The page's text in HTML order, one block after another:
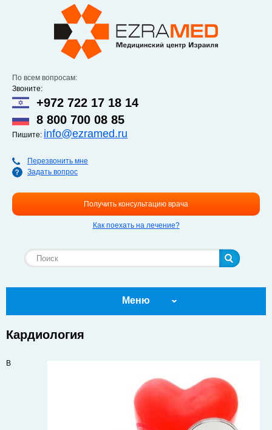
основному
содержанию
По всем вопросам:
Звоните:
+972 722 17 18 14
8 800 700 08 85
Пишите: info@ezramed.ru
Перезвонить мне
Задать вопрос
Получить консультацию врача
Как поехать на лечение?
Меню
Кардиология
В